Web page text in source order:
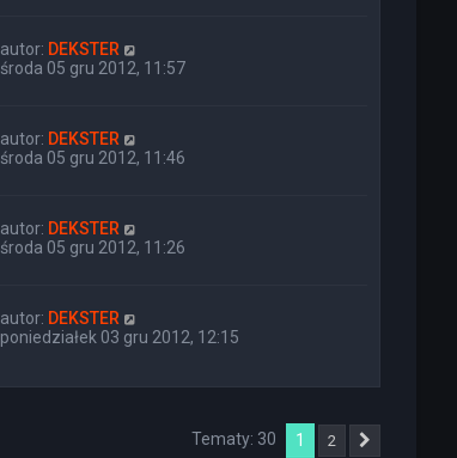
autor: DEKSTER
środa 05 gru 2012, 11:57
autor: DEKSTER
środa 05 gru 2012, 11:46
autor: DEKSTER
środa 05 gru 2012, 11:26
autor: DEKSTER
poniedziałek 03 gru 2012, 12:15
Tematy: 30 1 2